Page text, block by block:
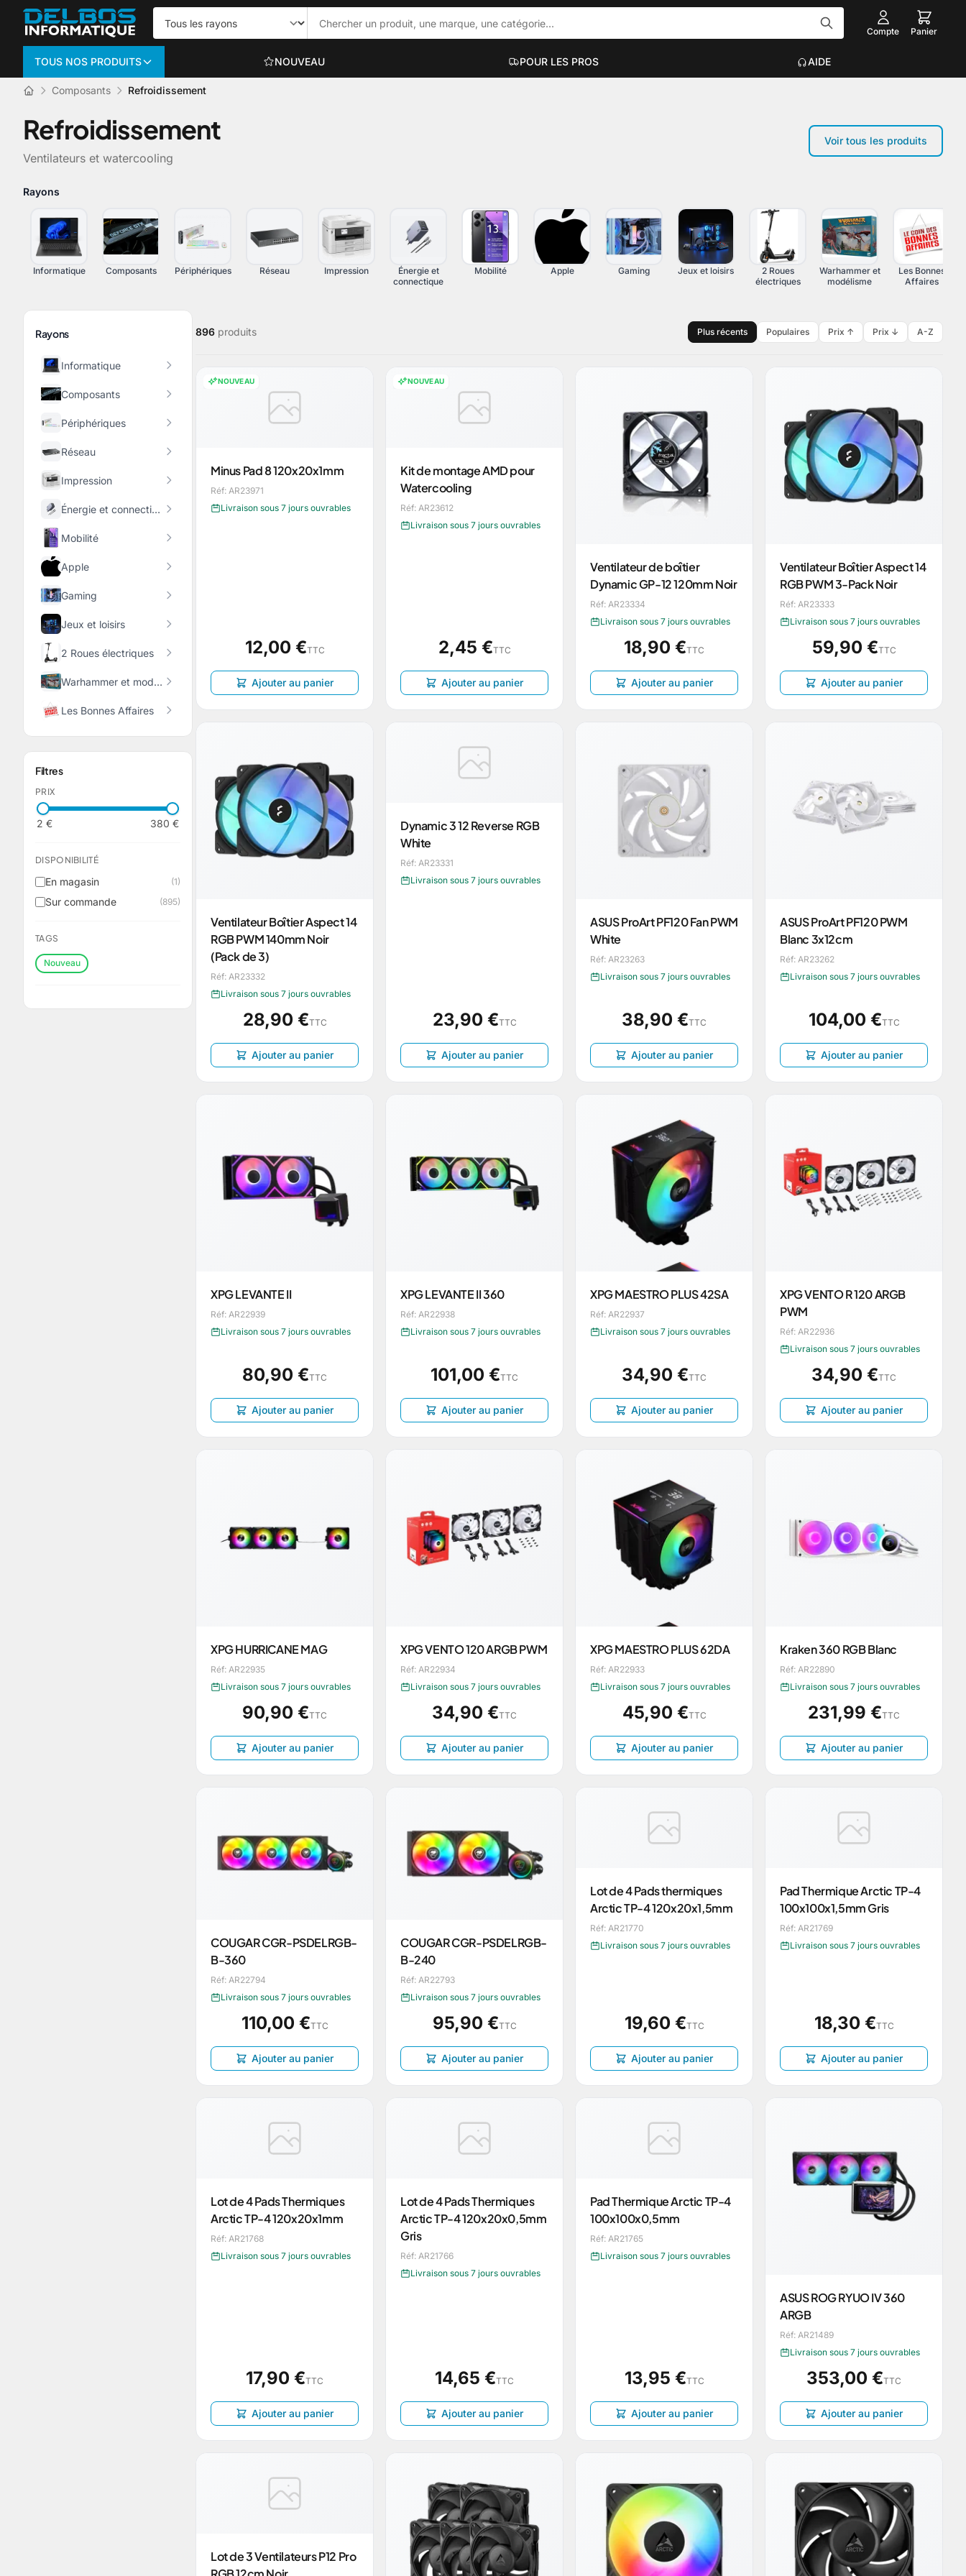
Compte Panier
TOUS NOS PRODUITS NOUVEAU POUR LES PROS AIDE
Filtres de confidentialité
Voir plus
PC workstation
Voir plus
ACCESSOIRES INFORMATIQUE
Composants Refroidissement
Refroidissement
Ventilateurs et watercooling
Voir tous les produits
Rayons
Informatique Composants Périphériques Réseau Impression
Énergie et
connectique
Mobilité Apple Gaming Jeux et loisirs
2 Roues
électriques
Warhammer et
modélisme
Les Bonnes
Affaires
Rayons
Informatique
Composants
Périphériques
Réseau
Impression
Énergie et connectique
Mobilité
Apple
Gaming
Jeux et loisirs
2 Roues électriques
Warhammer et modélisme
Les Bonnes Affaires
Filtres
PRIX
2 € 380 €
DISPONIBILITÉ
En magasin (1)
Sur commande (895)
TAGS
Nouveau
896 produits Plus récents Populaires Prix ↑ Prix ↓ A-Z
NOUVEAU
Minus Pad 8 120x20x1mm
Réf: AR23971
Livraison sous 7 jours ouvrables
12,00 €TTC
Ajouter au panier
NOUVEAU
Kit de montage AMD pour
Watercooling
Réf: AR23612
Livraison sous 7 jours ouvrables
2,45 €TTC
Ajouter au panier
Ventilateur de boîtier
Dynamic GP-12 120mm Noir
Réf: AR23334
Livraison sous 7 jours ouvrables
18,90 €TTC
Ajouter au panier
Ventilateur Boîtier Aspect 14
RGB PWM 3-Pack Noir
Réf: AR23333
Livraison sous 7 jours ouvrables
59,90 €TTC
Ajouter au panier
Ventilateur Boîtier Aspect 14
RGB PWM 140mm Noir
(Pack de 3)
Réf: AR23332
Livraison sous 7 jours ouvrables
28,90 €TTC
Ajouter au panier
Dynamic 3 12 Reverse RGB
White
Réf: AR23331
Livraison sous 7 jours ouvrables
23,90 €TTC
Ajouter au panier
ASUS ProArt PF120 Fan PWM
White
Réf: AR23263
Livraison sous 7 jours ouvrables
38,90 €TTC
Ajouter au panier
ASUS ProArt PF120 PWM
Blanc 3x12cm
Réf: AR23262
Livraison sous 7 jours ouvrables
104,00 €TTC
Ajouter au panier
XPG LEVANTE II
Réf: AR22939
Livraison sous 7 jours ouvrables
80,90 €TTC
Ajouter au panier
XPG LEVANTE II 360
Réf: AR22938
Livraison sous 7 jours ouvrables
101,00 €TTC
Ajouter au panier
XPG MAESTRO PLUS 42SA
Réf: AR22937
Livraison sous 7 jours ouvrables
34,90 €TTC
Ajouter au panier
XPG VENTO R 120 ARGB
PWM
Réf: AR22936
Livraison sous 7 jours ouvrables
34,90 €TTC
Ajouter au panier
XPG HURRICANE MAG
Réf: AR22935
Livraison sous 7 jours ouvrables
90,90 €TTC
Ajouter au panier
XPG VENTO 120 ARGB PWM
Réf: AR22934
Livraison sous 7 jours ouvrables
34,90 €TTC
Ajouter au panier
XPG MAESTRO PLUS 62DA
Réf: AR22933
Livraison sous 7 jours ouvrables
45,90 €TTC
Ajouter au panier
Kraken 360 RGB Blanc
Réf: AR22890
Livraison sous 7 jours ouvrables
231,99 €TTC
Ajouter au panier
COUGAR CGR-PSDELRGB-
B-360
Réf: AR22794
Livraison sous 7 jours ouvrables
110,00 €TTC
Ajouter au panier
COUGAR CGR-PSDELRGB-
B-240
Réf: AR22793
Livraison sous 7 jours ouvrables
95,90 €TTC
Ajouter au panier
Lot de 4 Pads thermiques
Arctic TP-4 120x20x1,5mm
Réf: AR21770
Livraison sous 7 jours ouvrables
19,60 €TTC
Ajouter au panier
Pad Thermique Arctic TP-4
100x100x1,5mm Gris
Réf: AR21769
Livraison sous 7 jours ouvrables
18,30 €TTC
Ajouter au panier
Lot de 4 Pads Thermiques
Arctic TP-4 120x20x1mm
Réf: AR21768
Livraison sous 7 jours ouvrables
17,90 €TTC
Ajouter au panier
Lot de 4 Pads Thermiques
Arctic TP-4 120x20x0,5mm
Gris
Réf: AR21766
Livraison sous 7 jours ouvrables
14,65 €TTC
Ajouter au panier
Pad Thermique Arctic TP-4
100x100x0,5mm
Réf: AR21765
Livraison sous 7 jours ouvrables
13,95 €TTC
Ajouter au panier
ASUS ROG RYUO IV 360
ARGB
Réf: AR21489
Livraison sous 7 jours ouvrables
353,00 €TTC
Ajouter au panier
Lot de 3 Ventilateurs P12 Pro